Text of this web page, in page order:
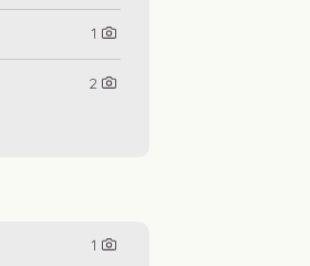
1
2
1